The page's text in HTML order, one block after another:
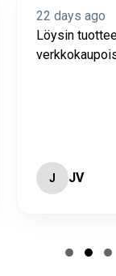
22 days ago
Löysin
J JV